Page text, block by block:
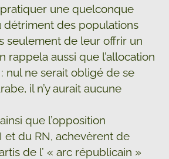
pratiquer une quelconque
détriment des populations
seulement de leur offrir un
rappela aussi que l’allocation
nul ne serait obligé de se
il n’y aurait aucune
que l’opposition
et du RN, achevèrent de
de l’ « arc républicain »